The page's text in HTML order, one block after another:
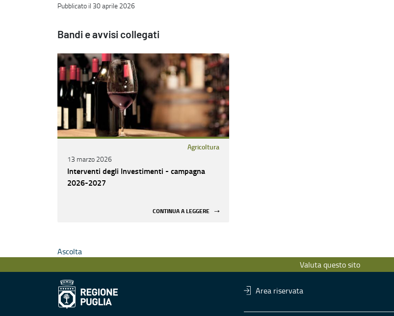
Pubblicato il 30 aprile 2026
Bandi e avvisi collegati
Agricoltura
13 marzo 2026
Interventi degli Investimenti - campagna
2026-2027
CONTINUA A LEGGERE
Ascolta
Valuta questo sito
Area riservata